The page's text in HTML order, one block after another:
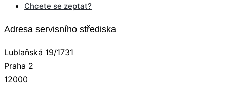
Chcete se zeptat?
Adresa servisního střediska
Lublaňská 19/1731
Praha 2
12000